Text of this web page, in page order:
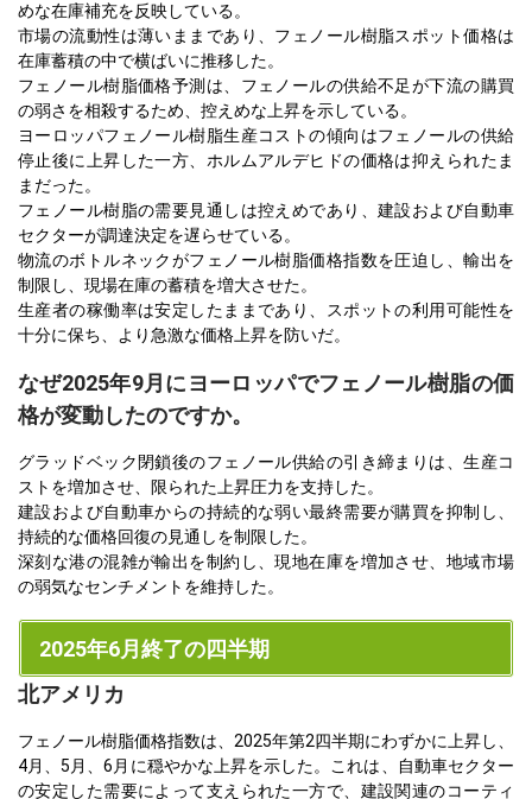
めな在庫補充を反映している。
市場の流動性は薄いままであり、フェノール樹脂スポット価格は
在庫蓄積の中で横ばいに推移した。
フェノール樹脂価格予測は、フェノールの供給不足が下流の購買
の弱さを相殺するため、控えめな上昇を示している。
ヨーロッパフェノール樹脂生産コストの傾向はフェノールの供給
停止後に上昇した一方、ホルムアルデヒドの価格は抑えられたま
まだった。
フェノール樹脂の需要見通しは控えめであり、建設および自動車
セクターが調達決定を遅らせている。
物流のボトルネックがフェノール樹脂価格指数を圧迫し、輸出を
制限し、現場在庫の蓄積を増大させた。
生産者の稼働率は安定したままであり、スポットの利用可能性を
十分に保ち、より急激な価格上昇を防いだ。
なぜ2025年9月にヨーロッパでフェノール樹脂の価
格が変動したのですか。
グラッドベック閉鎖後のフェノール供給の引き締まりは、生産コ
ストを増加させ、限られた上昇圧力を支持した。
建設および自動車からの持続的な弱い最終需要が購買を抑制し、
持続的な価格回復の見通しを制限した。
深刻な港の混雑が輸出を制約し、現地在庫を増加させ、地域市場
の弱気なセンチメントを維持した。
2025年6月終了の四半期
北アメリカ
フェノール樹脂価格指数は、2025年第2四半期にわずかに上昇し、
4月、5月、6月に穏やかな上昇を示した。これは、自動車セクター
の安定した需要によって支えられた一方で、建設関連のコーティ